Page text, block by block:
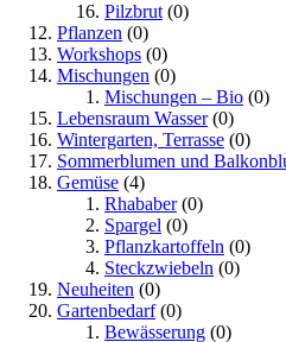
Pilzbrut (0)
Pflanzen (0)
Workshops (0)
Mischungen (0)
Mischungen – Bio (0)
Lebensraum Wasser(0)
Wintergarten, Terrasse (0)
Sommerblumen und
Gemüse (4)
Rhababer(0)
Spargel (0)
Pflanzkartoffeln (0)
Steckzwiebeln (0)
Neuheiten (0)
Gartenbedarf(0)
Bewässerung (0)